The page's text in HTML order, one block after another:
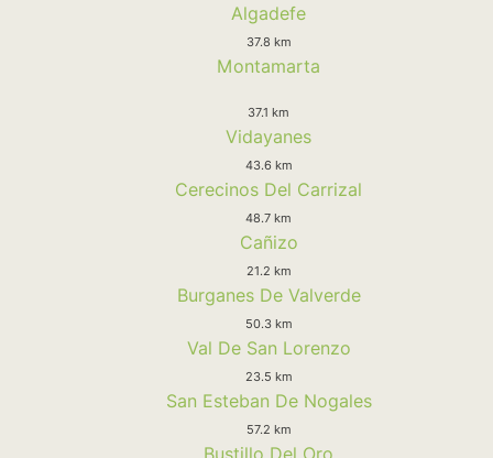
Algadefe
37.8 km
Montamarta
37.1 km
Vidayanes
43.6 km
Cerecinos Del Carrizal
48.7 km
Cañizo
21.2 km
Burganes De Valverde
50.3 km
Val De San Lorenzo
23.5 km
San Esteban De Nogales
57.2 km
Bustillo Del Oro